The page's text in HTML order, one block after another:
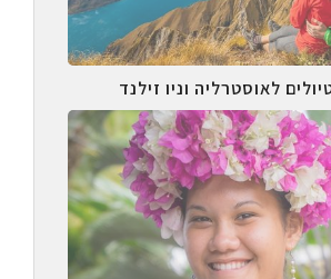
לאוסטרליה וניו זילנד